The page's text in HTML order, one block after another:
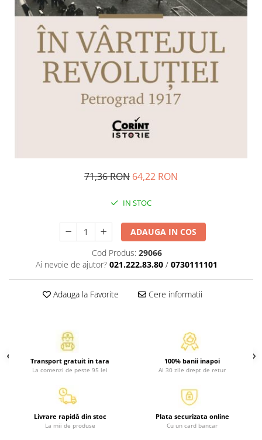
Carte prescolara
Carte scolara
Dictionare de limba romana
Ghiduri de conversatie
Invatamant gimnazial
Invatamant primar
Invatarea limbilor straine
Atlase, dictionare si enciclopedii
Carte prescolara
Carti pentru copii
Grafice
Literatura si fictiune
Dictionare si enciclopedii
Atlase
Atlase, dictionare si enciclopedii
Dictionare de limba romana
Dictionare tematice
Enciclopedii
71,36 RON 64,22 RON
IN STOC
ADAUGA IN COS
Cod Produs: 29066
Ai nevoie de ajutor? 021.222.83.80 / 0730111101
Adauga la Favorite Cere informatii
Transport gratuit in tara
La comenzi de peste 95 lei
100% banii inapoi
Ai 30 zile drept de retur
Livrare rapidă din stoc
La mii de produse
Plata securizata online
Cu un card bancar